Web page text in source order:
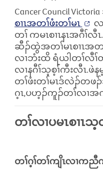
Cancer Council Victoria
စၢၤအတၢ်ဖံးတၢ်မၤ
တၢ် ကမၤစၢၤနၤအဂီၢ်လီၤ.
ဆီၣ်ထွဲအတၢ်မၤစၢၤအတ
လၢဘံးထိ ရံယါတၢ်လီၢ်
လၢနဂီၢ်သ့စ့ၢ်ကီးလီၤ.ဖဲ
တၢ်ဖံးတၢ်မၤဒ်လဲၣ်တ
ဂ့ၤ,ပဟ့ၣ်ကူၣ်တၢ်လၢအ
တၢ်လၢပမၤစၢၤ
တၢ်ဂ့ၢ်တၢ်ကျိၤလၢကညီ